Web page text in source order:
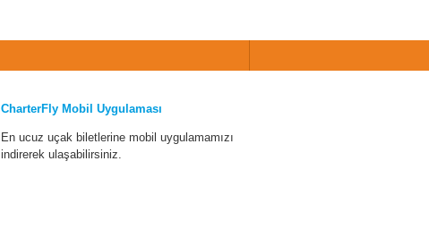
CharterFly Mobil Uygulaması
En ucuz uçak biletlerine mobil uygulamamızı
indirerek ulaşabilirsiniz.